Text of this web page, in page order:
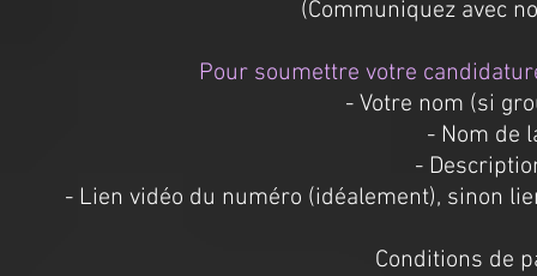
(Communiquez avec
Pour soumettre votre
- Votre nom (si
- Nom de
-
- Lien vidéo du numéro (idéalement), sinon
Conditions de